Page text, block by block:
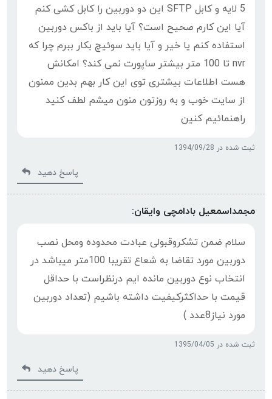
5 لایه و کابل SFTP این دو دوربین را کابل کشی کنم
آیا این کارم صحیح است؟ آیا باید از باکس دوربین
استفاده کنم یا خیر و آیا باید سوئیچ بکار ببرم چرا که
nvr تا 100 متر بیشتر ساپورت نمی کند؟ امکانش
هست اطلاعات بیشتری توی این کار بهم بدین ممنون
از سایت خوب و به روزتون منون میشم لطف کنید
راهنمائیم کنین
ثبت شده در 1394/09/28
پاسخ دهید
مجمداسمعیل بادامچی وایقان:
سلام ضمن تشکروقبولی عبادت محدوده ومحل نصب
دوربین مورد تقاضا به شعاع تقریبا 100متر میباشد در
انتخاب نوع دوربین مانده ایم درنظراست با حداقل
قیمت با حداکثرکیفیت داشته باشیم (تعداد دوربین
مورد نیاز8عدد )
ثبت شده در 1395/04/05
پاسخ دهید